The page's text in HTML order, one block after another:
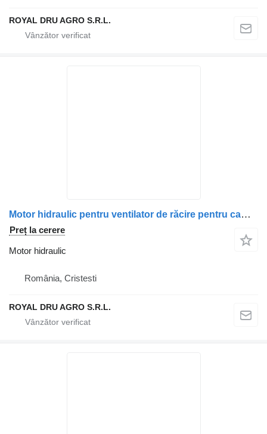
ROYAL DRU AGRO S.R.L.
Motor hidraulic pentru ventilator de răcire pentru camion Irisbus – Coduri: 504077610, 504148520, 42559557, 5001021237
Preț la cerere
Motor hidraulic
România, Cristesti
ROYAL DRU AGRO S.R.L.